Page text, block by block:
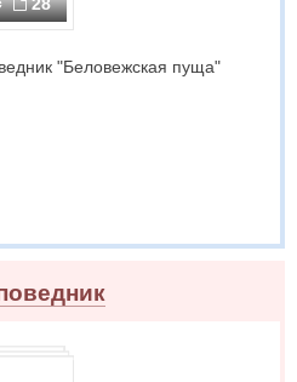
"Беловежская пуща"